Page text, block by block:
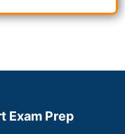
Exam Prep